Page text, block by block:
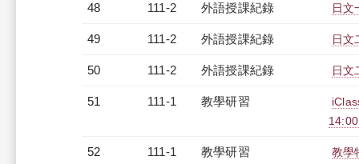
48 111-2 外語授課紀錄 日文
49 111-2 外語授課紀錄 日文
50 111-2 外語授課紀錄 日文
51 111-1 教學研習
52 111-1 教學研習
教學